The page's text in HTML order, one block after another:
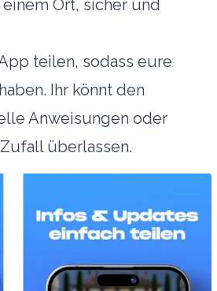
Ort, sicher und
teilen, sodass eure
Ihr könnt den
Anweisungen oder
überlassen.